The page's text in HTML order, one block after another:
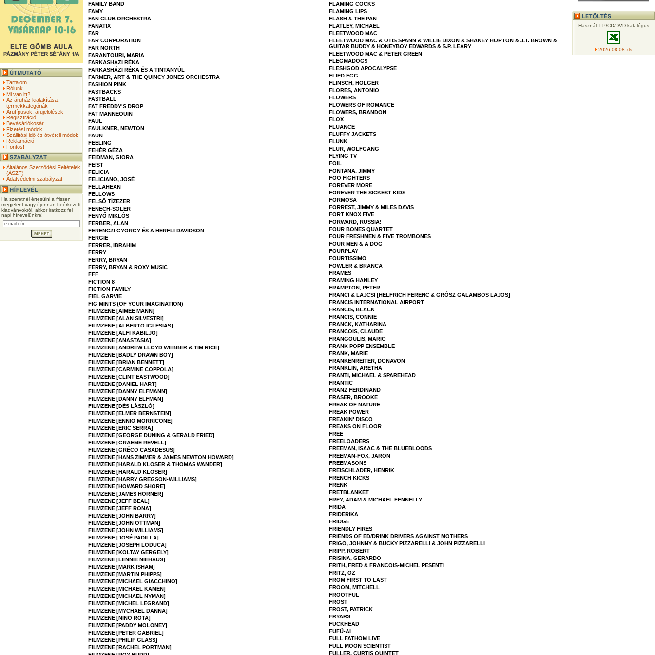
Tartalom
Rólunk
Mi van itt?
Az áruház kialakítása,
termékkategóriák
Árutípusok, árujelölések
Regisztráció
Bevásárlókosár
Fizetési módok
Szállítási idő és átvételi módok
Reklamáció
Fontos!
Általános Szerződési Feltételek
(ÁSZF)
Adatvédelmi szabályzat
Ha szeretnél értesülni a frissen
megjelent vagy újonnan beérkezett
kiadványokról, akkor iratkozz fel
napi hírlevelünkre!
FAMILY BAND
FAMY
FAN CLUB ORCHESTRA
FANATIX
FAR
FAR CORPORATION
FAR NORTH
FARANTOURI, MARIA
FARKASHÁZI RÉKA
FARKASHÁZI RÉKA ÉS A TINTANYÚL
FARMER, ART & THE QUINCY JONES ORCHESTRA
FASHION PINK
FASTBACKS
FASTBALL
FAT FREDDY'S DROP
FAT MANNEQUIN
FAUL
FAULKNER, NEWTON
FAUN
FEELING
FEHÉR GÉZA
FEIDMAN, GIORA
FEIST
FELICIA
FELICIANO, JOSÉ
FELLAHEAN
FELLOWS
FELSŐ TÍZEZER
FENECH-SOLER
FENYŐ MIKLÓS
FERBER, ALAN
FERENCZI GYÖRGY ÉS A HERFLI DAVIDSON
FERGIE
FERRER, IBRAHIM
FERRY
FERRY, BRYAN
FERRY, BRYAN & ROXY MUSIC
FFF
FICTION 8
FICTION FAMILY
FIEL GARVIE
FIG MINTS (OF YOUR IMAGINATION)
FILMZENE [AIMEE MANN]
FILMZENE [ALAN SILVESTRI]
FILMZENE [ALBERTO IGLESIAS]
FILMZENE [ALFI KABILJO]
FILMZENE [ANASTASIA]
FILMZENE [ANDREW LLOYD WEBBER & TIM RICE]
FILMZENE [BADLY DRAWN BOY]
FILMZENE [BRIAN BENNETT]
FILMZENE [CARMINE COPPOLA]
FILMZENE [CLINT EASTWOOD]
FILMZENE [DANIEL HART]
FILMZENE [DANNY ELFMANN]
FILMZENE [DANNY ELFMAN]
FILMZENE [DÉS LÁSZLÓ]
FILMZENE [ELMER BERNSTEIN]
FILMZENE [ENNIO MORRICONE]
FILMZENE [ERIC SERRA]
FILMZENE [GEORGE DUNING & GERALD FRIED]
FILMZENE [GRAEME REVELL]
FILMZENE [GRÉCO CASADESUS]
FILMZENE [HANS ZIMMER & JAMES NEWTON HOWARD]
FILMZENE [HARALD KLOSER & THOMAS WANDER]
FILMZENE [HARALD KLOSER]
FILMZENE [HARRY GREGSON-WILLIAMS]
FILMZENE [HOWARD SHORE]
FILMZENE [JAMES HORNER]
FILMZENE [JEFF BEAL]
FILMZENE [JEFF RONA]
FILMZENE [JOHN BARRY]
FILMZENE [JOHN OTTMAN]
FILMZENE [JOHN WILLIAMS]
FILMZENE [JOSÉ PADILLA]
FILMZENE [JOSEPH LODUCA]
FILMZENE [KOLTAY GERGELY]
FILMZENE [LENNIE NIEHAUS]
FILMZENE [MARK ISHAM]
FILMZENE [MARTIN PHIPPS]
FILMZENE [MICHAEL GIACCHINO]
FILMZENE [MICHAEL KAMEN]
FILMZENE [MICHAEL NYMAN]
FILMZENE [MICHEL LEGRAND]
FILMZENE [MYCHAEL DANNA]
FILMZENE [NINO ROTA]
FILMZENE [PADDY MOLONEY]
FILMZENE [PETER GABRIEL]
FILMZENE [PHILIP GLASS]
FILMZENE [RACHEL PORTMAN]
FLAMING COCKS
FLAMING LIPS
FLASH & THE PAN
FLATLEY, MICHAEL
FLEETWOOD MAC
FLEETWOOD MAC & OTIS SPANN & WILLIE DIXON & SHAKEY HORTON & J.T. BROWN &
GUITAR BUDDY & HONEYBOY EDWARDS & S.P. LEARY
FLEETWOOD MAC & PETER GREEN
FLEGMADOG$
FLESHGOD APOCALYPSE
FLIED EGG
FLINSCH, HOLGER
FLORES, ANTONIO
FLOWERS
FLOWERS OF ROMANCE
FLOWERS, BRANDON
FLOX
FLUANCE
FLUFFY JACKETS
FLUNK
FLÜR, WOLFGANG
FLYING TV
FOIL
FONTANA, JIMMY
FOO FIGHTERS
FOREVER MORE
FOREVER THE SICKEST KIDS
FORMOSA
FORREST, JIMMY & MILES DAVIS
FORT KNOX FIVE
FORWARD, RUSSIA!
FOUR BONES QUARTET
FOUR FRESHMEN & FIVE TROMBONES
FOUR MEN & A DOG
FOURPLAY
FOURTISSIMO
FOWLER & BRANCA
FRAMES
FRAMING HANLEY
FRAMPTON, PETER
FRANCI & LAJCSI [HELFRICH FERENC & GRÓSZ GALAMBOS LAJOS]
FRANCIS INTERNATIONAL AIRPORT
FRANCIS, BLACK
FRANCIS, CONNIE
FRANCK, KATHARINA
FRANCOIS, CLAUDE
FRANGOULIS, MARIO
FRANK POPP ENSEMBLE
FRANK, MARIE
FRANKENREITER, DONAVON
FRANKLIN, ARETHA
FRANTI, MICHAEL & SPAREHEAD
FRANTIC
FRANZ FERDINAND
FRASER, BROOKE
FREAK OF NATURE
FREAK POWER
FREAKIN' DISCO
FREAKS ON FLOOR
FREE
FREELOADERS
FREEMAN, ISAAC & THE BLUEBLOODS
FREEMAN-FOX, JARON
FREEMASONS
FREISCHLADER, HENRIK
FRENCH KICKS
FRENK
FRETBLANKET
FREY, ADAM & MICHAEL FENNELLY
FRIDA
FRIDERIKA
FRIDGE
FRIENDLY FIRES
FRIENDS OF ED/DRINK DRIVERS AGAINST MOTHERS
FRIGO, JOHNNY & BUCKY PIZZARELLI & JOHN PIZZARELLI
FRIPP, ROBERT
FRISINA, GERARDO
FRITH, FRED & FRANCOIS-MICHEL PESENTI
FRITZ, OZ
FROM FIRST TO LAST
FROOM, MITCHELL
FROOTFUL
FROST
FROST, PATRICK
FRYARS
FUCKHEAD
FUFÜ-AI
FULL FATHOM LIVE
FULL MOON SCIENTIST
FULLER, CURTIS QUINTET
Használt LP/CD/DVD katalógus
2026-08-08.xls